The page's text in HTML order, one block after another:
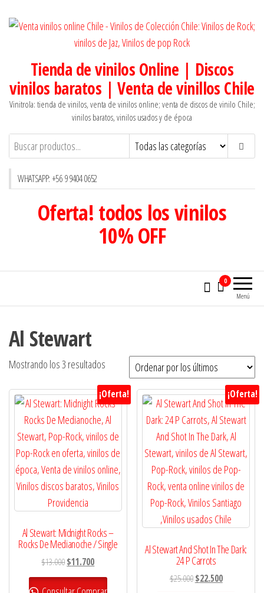
Tienda de vinilos Online | Discos
vinilos baratos | Venta de vinillos Chile
Vinitrola: tienda de vinilos, venta de vinilos online; venta de discos de vinilo Chile;
vinilos baratos, vinilos usados y de época
WHATSAPP: +56 9 9404 0652
Oferta! todos los vinilos
10% OFF
Menú
0
Al Stewart
Mostrando los 3 resultados Ordenado
los
últimos
¡Oferta!
Al Stewart: Midnight Rocks –
Rocks De Medianoche / Single
$13.000El
precio
original
$11.700El
precio
actual
¡Oferta!
Al Stewart And Shot In The Dark:
24 P Carrots
$25.000 El
$22.500El